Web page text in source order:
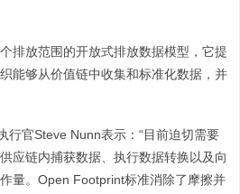
排放范围的开放式排放数据模型，它提
能够从价值链中收集和标准化数据，并
行官Steve Nunn表示：“目前迫切需要
应链内捕获数据、执行数据转换以及向
量。Open Footprint标准消除了摩擦并